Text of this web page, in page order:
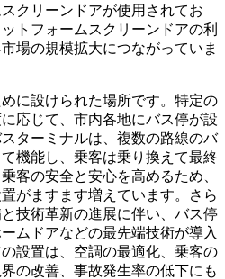
クリーンドアが使用されてお
トフォームスクリーンドアの利
場の規模拡大につながっていま
に設けられた場所です。特定の
応じて、市内各地にバス停が設
ターミナルは、複数の路線のバ
機能し、乗客は乗り換えて最終
客の安全と安心を高めるため、
がますます増えています。さら
技術革新の進展に伴い、バス停
ムドアなどの最先端技術が導入
設置は、空調の最適化、乗客の
の改善、事故発生率の低下にも